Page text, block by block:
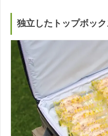
独立したトップボック